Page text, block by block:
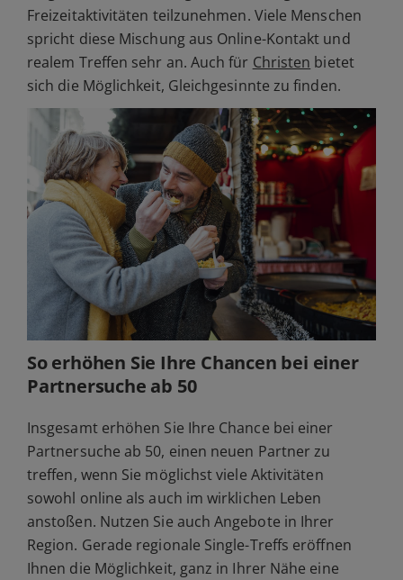
Freizeitaktivitäten teilzunehmen. Viele Menschen
spricht diese Mischung aus Online-Kontakt und
realem Treffen sehr an. Auch für Christen bietet
sich die Möglichkeit, Gleichgesinnte zu finden.
So erhöhen Sie Ihre Chancen bei einer
Partnersuche ab 50
Insgesamt erhöhen Sie Ihre Chance bei einer
Partnersuche ab 50, einen neuen Partner zu
treffen, wenn Sie möglichst viele Aktivitäten
sowohl online als auch im wirklichen Leben
anstoßen. Nutzen Sie auch Angebote in Ihrer
Region. Gerade regionale Single-Treffs eröffnen
Ihnen die Möglichkeit, ganz in Ihrer Nähe eine